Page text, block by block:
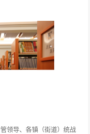
领导、各镇（街道）统战